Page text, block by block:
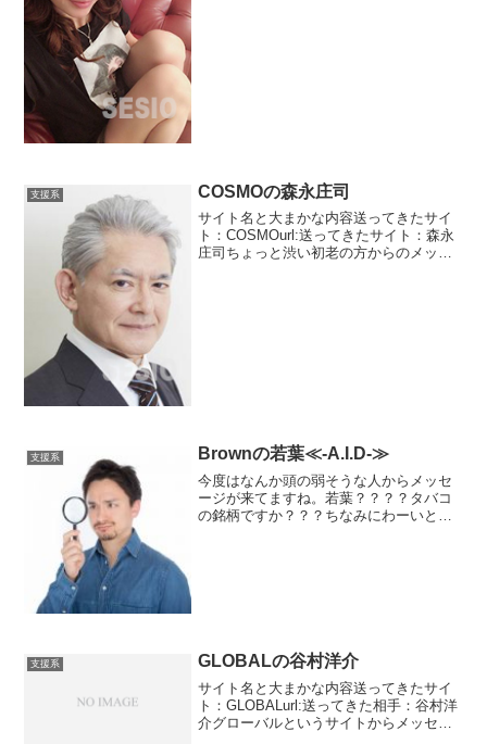
支援系 COSMOの森永庄司
サイト名と大まかな内容送ってきたサイ
ト：COSMOurl:送ってきたサイト：森永
庄司ちょっと渋い初老の方からのメッセ
支援系 Brownの若葉≪-A.I.D-≫
今度はなんか頭の弱そうな人からメッセ
ージが来てますね。若葉？？？？タバコ
の銘柄ですか？？？ちなみにわーいとあ
支援系 GLOBALの谷村洋介
サイト名と大まかな内容送ってきたサイ
ト：GLOBALurl:送ってきた相手：谷村洋
介グローバルというサイトからメッセー